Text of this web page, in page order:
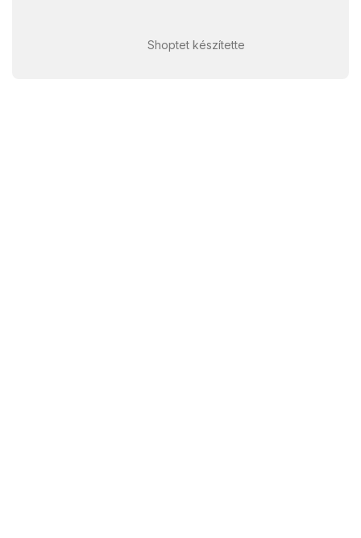
Shoptet készítette